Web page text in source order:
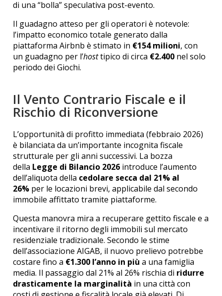
di una “bolla” speculativa post-evento.
Il guadagno atteso per gli operatori è notevole:
l’impatto economico totale generato dalla
piattaforma Airbnb è stimato in €154 milioni, con
un guadagno per l’hosttipico di circa €2.400 nel solo
periodo dei Giochi.
Il Vento Contrario Fiscale e il
Rischio di Riconversione
L’opportunità di profitto immediata (febbraio 2026)
è bilanciata da un’importante incognita fiscale
strutturale per gli anni successivi. La bozza
della Legge di Bilancio 2026 introduce l’aumento
dell’aliquota della cedolare secca dal 21% al
26% per le locazioni brevi, applicabile dal secondo
immobile affittato tramite piattaforme.
Questa manovra mira a recuperare gettito fiscale e a
incentivare il ritorno degli immobili sul mercato
residenziale tradizionale. Secondo le stime
dell’associazione AIGAB, il nuovo prelievo potrebbe
costare fino a €1.300 l’anno in più a una famiglia
media. Il passaggio dal 21% al 26% rischia di ridurre
drasticamente la marginalità in una città con